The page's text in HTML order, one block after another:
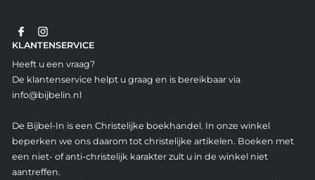
KLANTENSERVICE
Heeft u een vraag?
De klantenservice helpt u graag en is bereikbaar via
info@bijbelin.nl
De Bijbel-In is een Christelijke boekhandel. In onze winkel
beperken we ons daarom tot christelijke artikelen. Boeken met
een niet- of anti-christelijk karakter zult u in de winkel niet
aantreffen.